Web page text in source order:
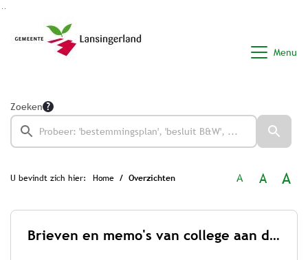
Menu
Zoeken
U bevindt zich hier: Home Overzichten A A A
Brieven en memo's van college aan de raad 2026